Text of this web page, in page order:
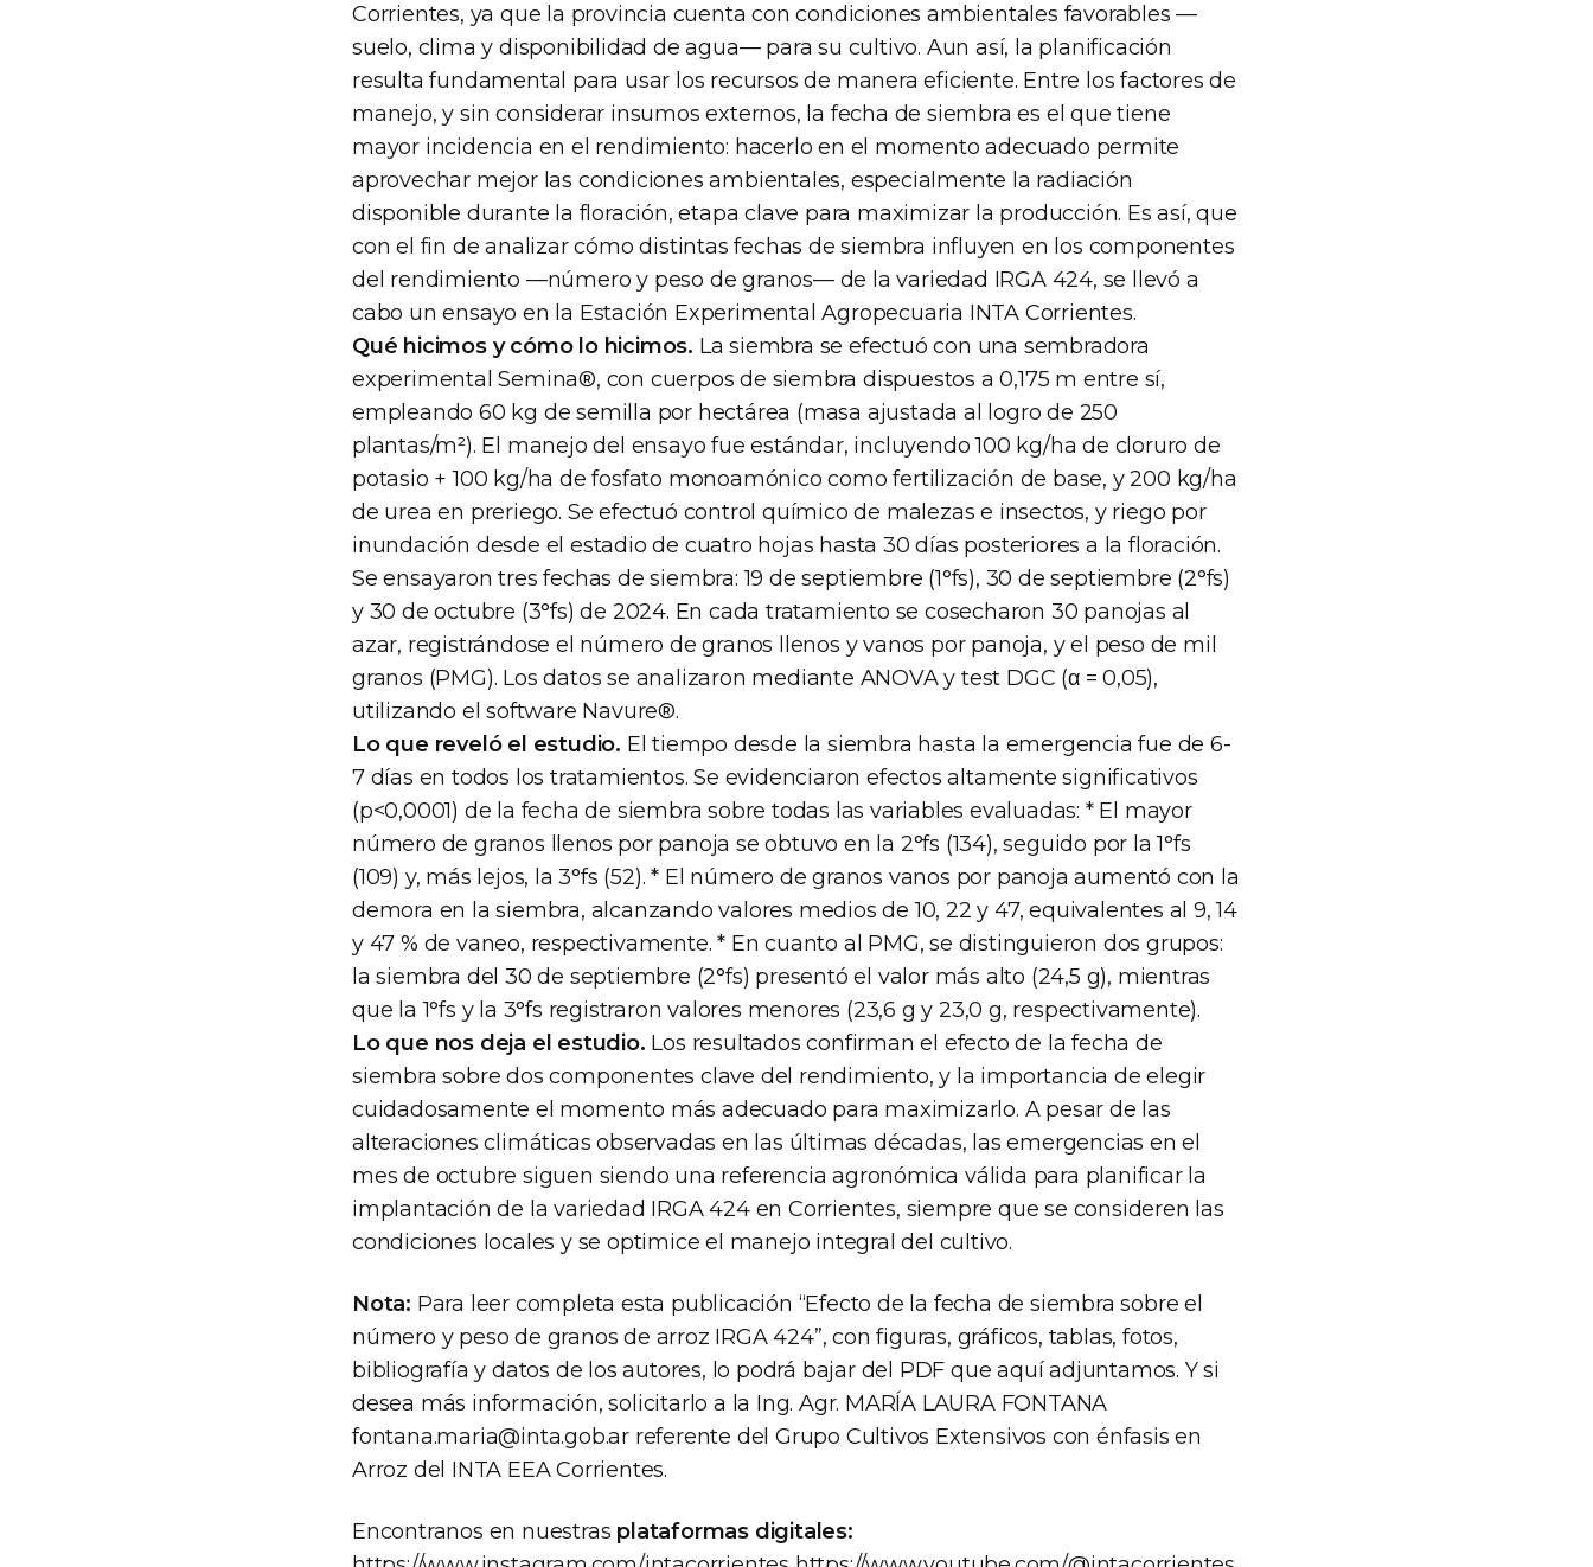
Corrientes, ya que la provincia cuenta con condiciones ambientales favorables —
suelo, clima y disponibilidad de agua— para su cultivo. Aun así, la planificación
resulta fundamental para usar los recursos de manera eficiente. Entre los factores de
manejo, y sin considerar insumos externos, la fecha de siembra es el que tiene
mayor incidencia en el rendimiento: hacerlo en el momento adecuado permite
aprovechar mejor las condiciones ambientales, especialmente la radiación
disponible durante la floración, etapa clave para maximizar la producción. Es así, que
con el fin de analizar cómo distintas fechas de siembra influyen en los componentes
del rendimiento —número y peso de granos— de la variedad IRGA 424, se llevó a
cabo un ensayo en la Estación Experimental Agropecuaria INTA Corrientes.
Qué hicimos y cómo lo hicimos. La siembra se efectuó con una sembradora
experimental Semina®, con cuerpos de siembra dispuestos a 0,175 m entre sí,
empleando 60 kg de semilla por hectárea (masa ajustada al logro de 250
plantas/m²). El manejo del ensayo fue estándar, incluyendo 100 kg/ha de cloruro de
potasio + 100 kg/ha de fosfato monoamónico como fertilización de base, y 200 kg/ha
de urea en preriego. Se efectuó control químico de malezas e insectos, y riego por
inundación desde el estadio de cuatro hojas hasta 30 días posteriores a la floración.
Se ensayaron tres fechas de siembra: 19 de septiembre (1°fs), 30 de septiembre (2°fs)
y 30 de octubre (3°fs) de 2024. En cada tratamiento se cosecharon 30 panojas al
azar, registrándose el número de granos llenos y vanos por panoja, y el peso de mil
granos (PMG). Los datos se analizaron mediante ANOVA y test DGC (α = 0,05),
utilizando el software Navure®.
Lo que reveló el estudio. El tiempo desde la siembra hasta la emergencia fue de 6-
7 días en todos los tratamientos. Se evidenciaron efectos altamente significativos
(p<0,0001) de la fecha de siembra sobre todas las variables evaluadas: * El mayor
número de granos llenos por panoja se obtuvo en la 2°fs (134), seguido por la 1°fs
(109) y, más lejos, la 3°fs (52). * El número de granos vanos por panoja aumentó con la
demora en la siembra, alcanzando valores medios de 10, 22 y 47, equivalentes al 9, 14
y 47 % de vaneo, respectivamente. * En cuanto al PMG, se distinguieron dos grupos:
la siembra del 30 de septiembre (2°fs) presentó el valor más alto (24,5 g), mientras
que la 1°fs y la 3°fs registraron valores menores (23,6 g y 23,0 g, respectivamente).
Lo que nos deja el estudio. Los resultados confirman el efecto de la fecha de
siembra sobre dos componentes clave del rendimiento, y la importancia de elegir
cuidadosamente el momento más adecuado para maximizarlo. A pesar de las
alteraciones climáticas observadas en las últimas décadas, las emergencias en el
mes de octubre siguen siendo una referencia agronómica válida para planificar la
implantación de la variedad IRGA 424 en Corrientes, siempre que se consideren las
condiciones locales y se optimice el manejo integral del cultivo.
Nota: Para leer completa esta publicación “Efecto de la fecha de siembra sobre el
número y peso de granos de arroz IRGA 424”, con figuras, gráficos, tablas, fotos,
bibliografía y datos de los autores, lo podrá bajar del PDF que aquí adjuntamos. Y si
desea más información, solicitarlo a la Ing. Agr. MARÍA LAURA FONTANA
fontana.maria@inta.gob.ar referente del Grupo Cultivos Extensivos con énfasis en
Arroz del INTA EEA Corrientes.
Encontranos en nuestras plataformas digitales: